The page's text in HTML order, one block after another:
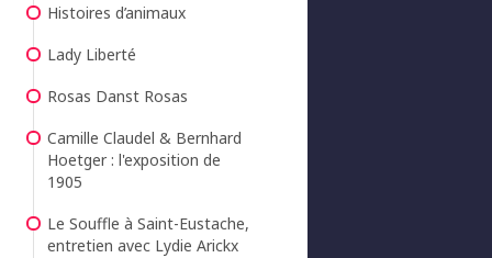
Histoires d’animaux
Lady Liberté
Rosas Danst Rosas
Camille Claudel & Bernhard
Hoetger : l'exposition de
1905
Le Souffle à Saint-Eustache,
entretien avec Lydie Arickx